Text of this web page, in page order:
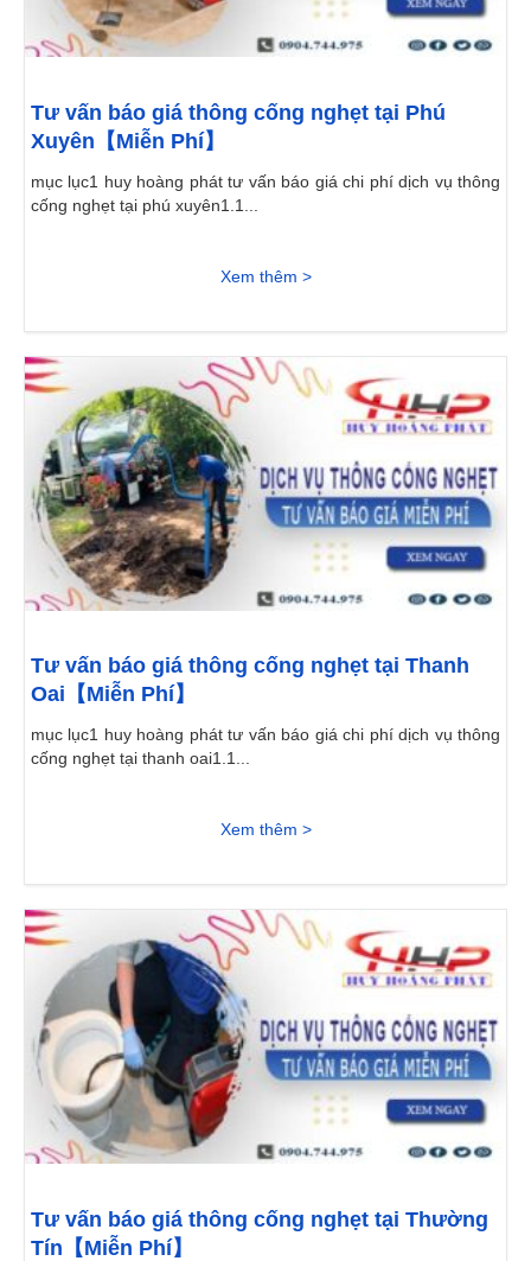
Tư vấn báo giá thông cống nghẹt tại Phú
Xuyên【Miễn Phí】
mục lục1 huy hoàng phát tư vấn báo giá chi phí dịch vụ thông
cống nghẹt tại phú xuyên1.1...
Xem thêm >
Tư vấn báo giá thông cống nghẹt tại Thanh
Oai【Miễn Phí】
mục lục1 huy hoàng phát tư vấn báo giá chi phí dịch vụ thông
cống nghẹt tại thanh oai1.1...
Xem thêm >
Tư vấn báo giá thông cống nghẹt tại Thường
Tín【Miễn Phí】